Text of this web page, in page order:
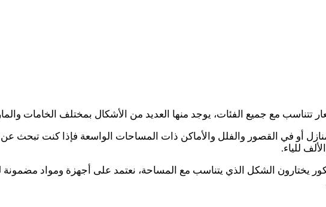
تتناسب مع جميع الفئات، يوجد منها العديد من الأشكال بمختلف الخامات
أو في القصور والفلل والأماكن ذات المساحات الواسعة فإذا كنت
للياء.
يختارون الشكل الذي يتناسب مع المساحة، نعتمد على أجهزة ومواد